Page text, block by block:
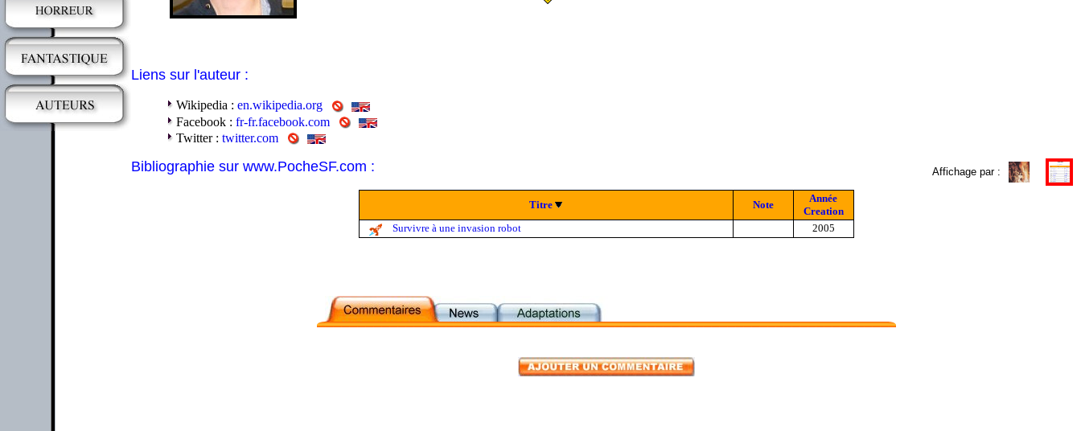
Liens sur l'auteur :
Wikipedia : en.wikipedia.org
Facebook : fr-fr.facebook.com
Twitter : twitter.com
Bibliographie sur www.PocheSF.com : Affichage par :
Titre Note
Année
Creation
Survivre à une invasion robot
2005